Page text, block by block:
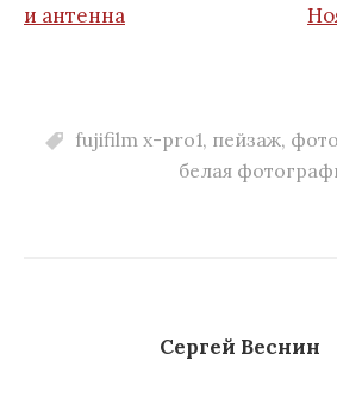
и антенна
fujifilm x-pro1, пейзаж,
белая
Сергей Веснин